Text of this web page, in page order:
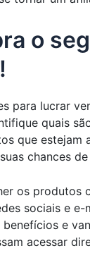
o
para lucrar
quais
que estejam
chances
os produtos
sociais e
e
acessar